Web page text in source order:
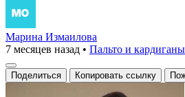
Марина Измаилова
7 месяцев назад • Пальто и кардиганы
Поделиться Копировать ссылку